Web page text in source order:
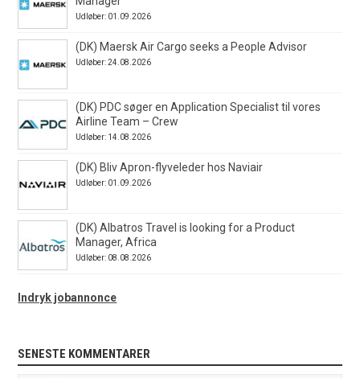
Udløber: 01.09.2026
(DK) Maersk Air Cargo seeks a People Advisor
Udløber: 24.08.2026
(DK) PDC søger en Application Specialist til vores
Airline Team – Crew
Udløber: 14.08.2026
(DK) Bliv Apron-flyveleder hos Naviair
Udløber: 01.09.2026
(DK) Albatros Travel is looking for a Product
Manager, Africa
Udløber: 08.08.2026
Indryk jobannonce
SENESTE KOMMENTARER